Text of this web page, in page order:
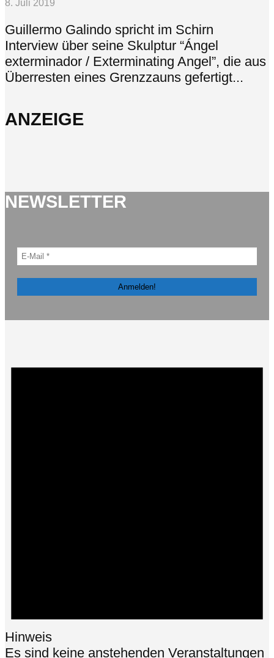
8. Juli 2019
Guillermo Galindo spricht im Schirn
Interview über seine Skulptur “Ángel
exterminador / Exterminating Angel”, die aus
Überresten eines Grenzzauns gefertigt...
ANZEIGE
NEWSLETTER
Hinweis
Es sind keine anstehenden Veranstaltungen